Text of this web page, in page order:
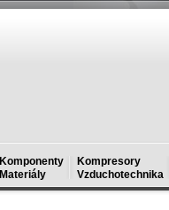
Komponenty
Materiály
Kompresory
Vzduchotechnika